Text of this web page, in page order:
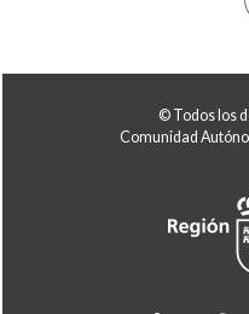
© Todos los
Comunidad